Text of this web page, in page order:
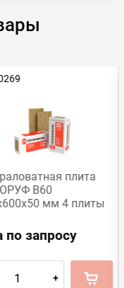
плита
В60
мм 4 плиты
по запросу
+